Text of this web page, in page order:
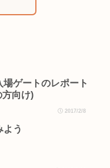
ゲートのレポート
向け)
2017/2/8
よう